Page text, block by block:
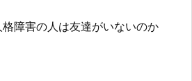
格障害の人は友達がいないのか